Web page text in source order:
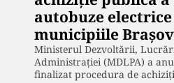
autobuze
municipiile
Ministerul Dezvoltării,
Administraţiei (MDLPA) a
finalizat procedura de